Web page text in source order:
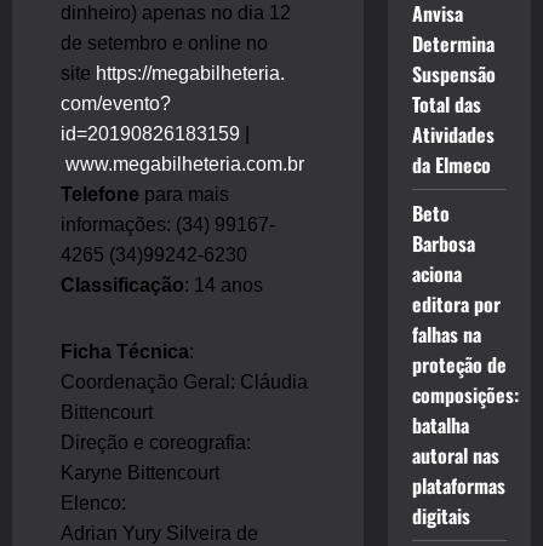
dinheiro) apenas no dia 12
de setembro e online no
site https://megabilheteria.
com/evento?
id=20190826183159
www.megabilheteria.com.br
Telefone para mais
informações: (34) 99167-
4265 (34)99242-6230
Classificação: 14 anos
Ficha Técnica:
Coordenação Geral: Cláudia
Bittencourt
Direção e coreografia:
Karyne Bittencourt
Elenco:
Adrian Yury Silveira de
Anvisa
Determina
Suspensão
Total das
Atividades
da Elmeco
Beto
Barbosa
aciona
editora por
falhas na
proteção de
composições:
batalha
autoral nas
plataformas
digitais